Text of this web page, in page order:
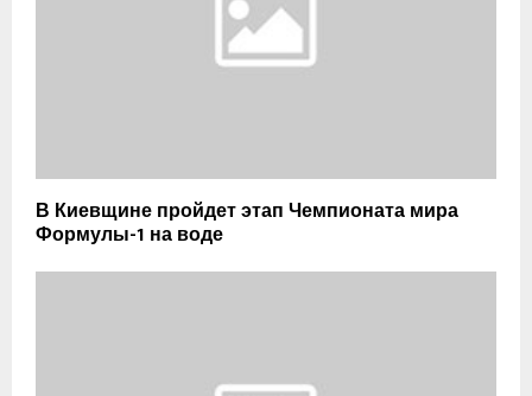
В Киевщине пройдет этап Чемпионата мира
Формулы-1 на воде